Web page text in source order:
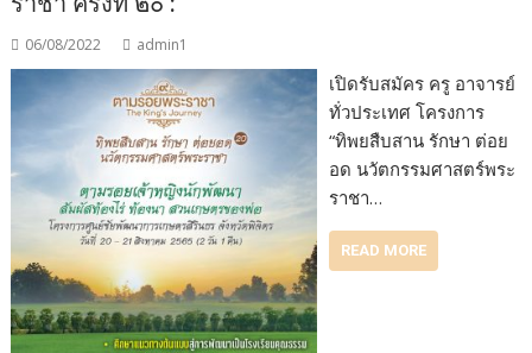
06/08/2022 admin1
เปิดรับสมัคร ครู อาจารย์
ทั่วประเทศ โครงการ
“ทิพยสืบสาน รักษา ต่อย
อด นวัตกรรมศาสตร์พระ
ราชา…
READ MORE